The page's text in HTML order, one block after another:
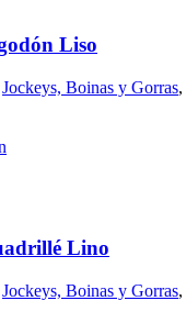
Liso
Jockeys, Boinas y Gorras,
Lino
Jockeys, Boinas y Gorras,